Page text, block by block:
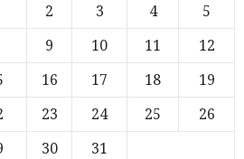
2 3 4
5
9 10 11
12
16 17 18
19
23 24 25
26
30
31